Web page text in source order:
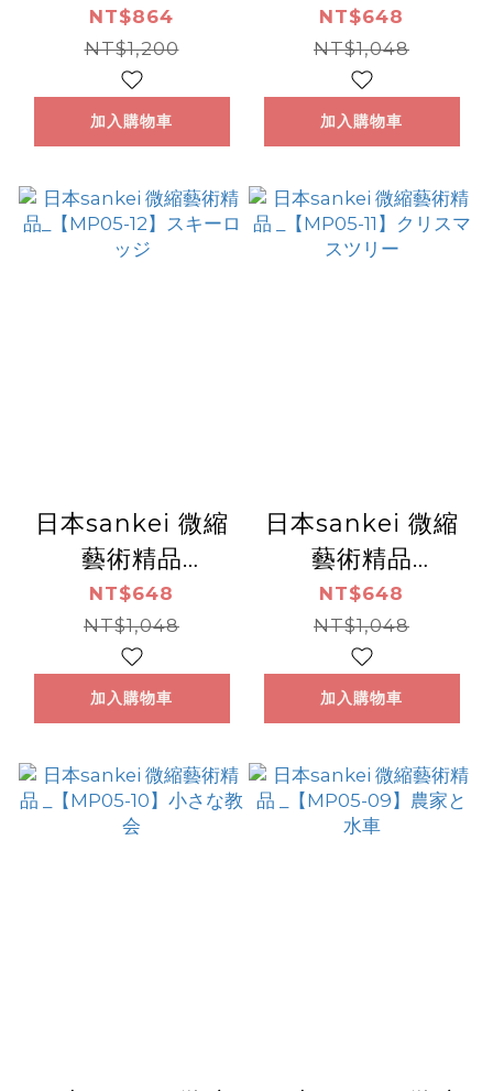
_【MP05-14】ト
ラムとのりば
NT$864
NT$1,200
加入購物車
_【MP05-13】サ
ンタクロース
NT$648
NT$1,048
加入購物車
日本sankei 微縮
藝術精品
_【MP05-12】ス
キーロッジ
NT$648
NT$1,048
加入購物車
日本sankei 微縮
藝術精品
_【MP05-11】ク
リスマスツリー
NT$648
NT$1,048
加入購物車